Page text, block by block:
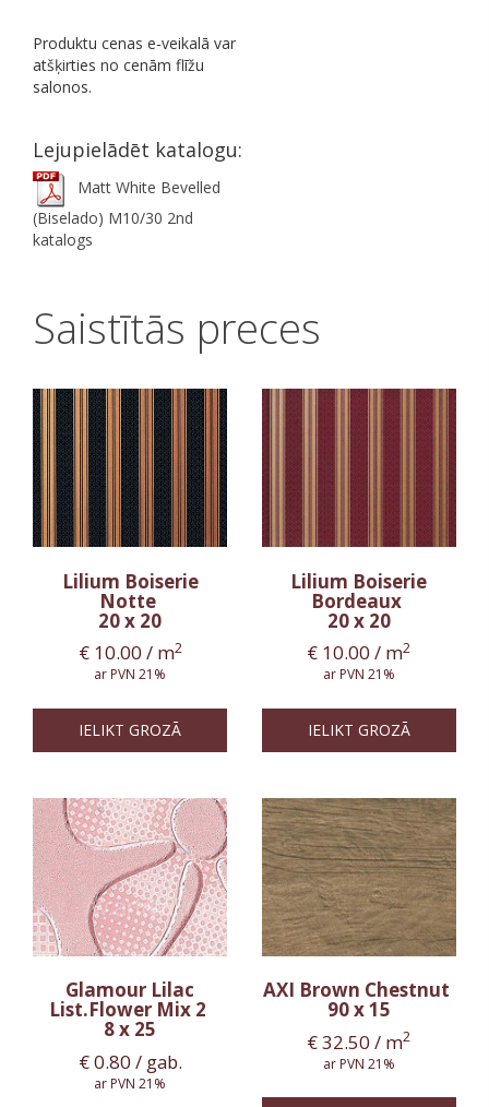
Produktu cenas e-veikalā var
atšķirties no cenām flīžu
salonos.
Lejupielādēt katalogu:
Matt White Bevelled
(Biselado) M10/30 2nd
katalogs
Saistītās preces
Lilium Boiserie
Notte
20 x 20
€10.00 / m2
ar PVN 21%
IELIKT GROZĀ
Lilium Boiserie
Bordeaux
20 x 20
€ 10.00 / m2
ar PVN 21%
IELIKT GROZĀ
Glamour Lilac
List.Flower Mix 2
8 x 25
€0.80 / gab.
ar PVN 21%
AXI Brown Chestnut
90 x 15
€32.50 / m2
ar PVN 21%